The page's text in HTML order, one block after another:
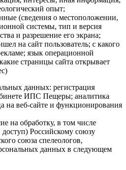
опыт;
(сведения о местоположении,
системы, тип и версия
и разрешение его экрана;
на сайт пользователь; с какого
язык операционной
страницы сайта открывает
данных: регистрация
ИПС Пещеры; аналитика
на веб-сайте и функционирования
на обработку, в том числе
доступ) Российскому союзу
союза спелеологов,
данных в следующем